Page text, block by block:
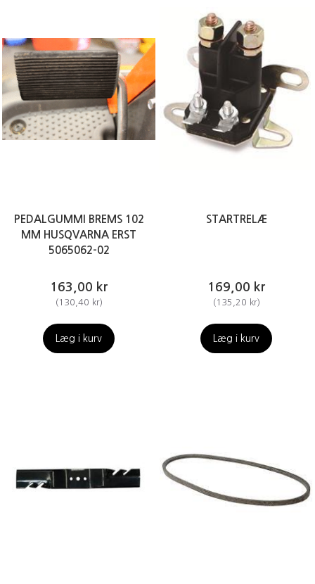
PEDALGUMMI BREMS 102
MM HUSQVARNA ERST
5065062-02
163,00 kr
(130,40 kr)
Læg i kurv
STARTRELÆ
169,00 kr
(135,20 kr)
Læg i kurv